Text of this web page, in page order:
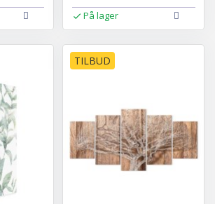
På lager
TILBUD